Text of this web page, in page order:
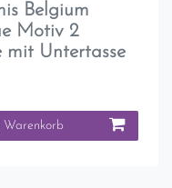
Belgium
Motiv 2
mit Untertasse
Warenkorb